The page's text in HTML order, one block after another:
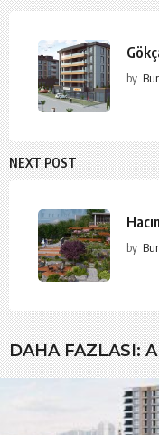
by
NEXT POST
by
DAHA FAZLASI: